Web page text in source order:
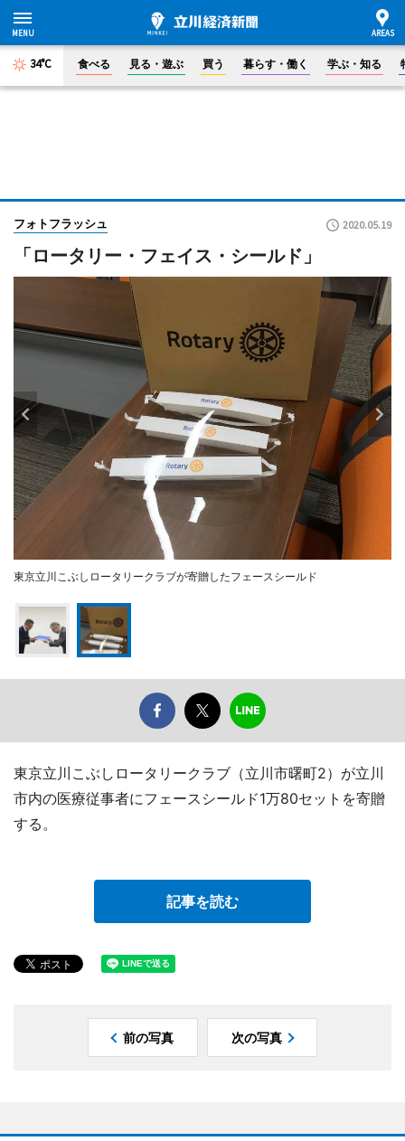
34°C 食べる 見る・遊ぶ 買う 暮らす・働く 学ぶ・知る
フォトフラッシュ 2020.05.19
「ロータリー・フェイス・シールド」
東京立川こぶしロータリークラブが寄贈したフェースシールド
東京立川こぶしロータリークラブ（立川市曙町2）が立川
市内の医療従事者にフェースシールド1万80セットを寄贈
する。
記事を読む
前の写真 次の写真